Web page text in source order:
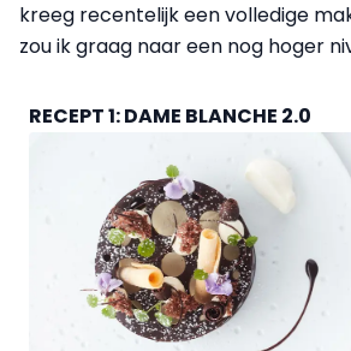
kreeg recentelijk een volledige
zou ik graag naar een nog hoger
RECEPT 1: DAME BLANCHE 2.0